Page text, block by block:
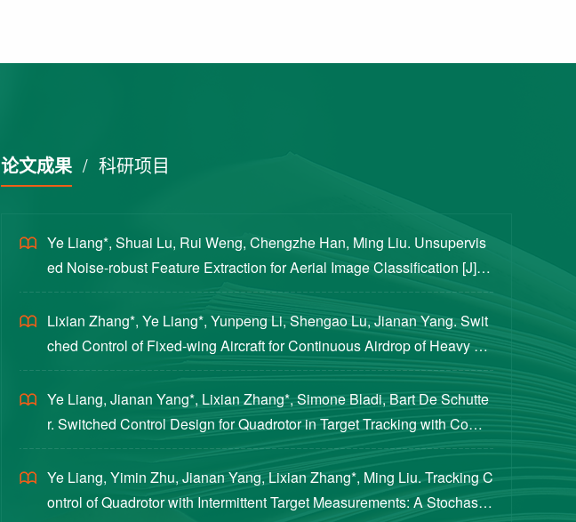
论文成果/ 科研项目
Ye Liang*, Shuai Lu, Rui Weng, Chengzhe Han, Ming Liu. Unsupervis
ed Noise-robust Feature Extraction for Aerial Image Classification [J]. S
cience China Technological Sciences, 2020, 63(8): 1406-1415...
Lixian Zhang*, Ye Liang*, Yunpeng Li, Shengao Lu, Jianan Yang. Swit
ched Control of Fixed-wing Aircraft for Continuous Airdrop of Heavy Pa
yloads [J]. Journal of Guidance, Control, and Dynamics, 2023...
Ye Liang, Jianan Yang*, Lixian Zhang*, Simone Bladi, Bart De Schutte
r. Switched Control Design for Quadrotor in Target Tracking with Compl
ex Intermittent Measurements [J]. Journal of Guidance, Cont...
Ye Liang, Yimin Zhu, Jianan Yang, Lixian Zhang*, Ming Liu. Tracking C
ontrol of Quadrotor with Intermittent Target Measurements: A Stochastic